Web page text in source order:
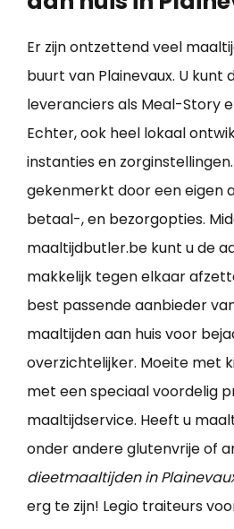
Er zijn ontzettend veel
buurt van Plainevaux. U kunt
leveranciers als Meal-Story
Echter, ook heel lokaal
instanties en
gekenmerkt door een eigen
betaal-, en bezorgopties.
maaltijdbutler.be kunt u de
makkelijk tegen elkaar
best passende aanbieder
maaltijden aan huis voor
overzichtelijker. Moeite met
met een speciaal voordelig
maaltijdservice. Heeft u
onder andere glutenvrije of
dieetmaaltijden in
erg te zijn! Legio traiteurs